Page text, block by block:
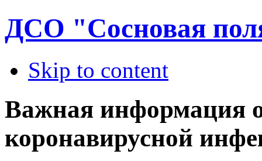
ДСО "Сосновая
Skip to content
Важная информация
коронавирусной